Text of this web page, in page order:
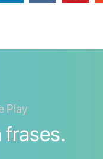
Play
frases.